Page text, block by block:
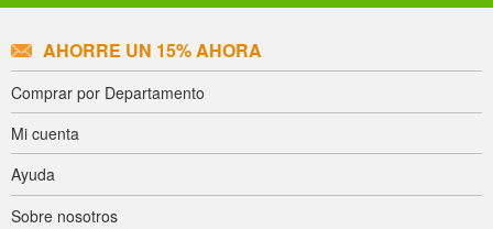
AHORRE UN 15% AHORA
Comprar por Departamento
Mi cuenta
Ayuda
Sobre nosotros